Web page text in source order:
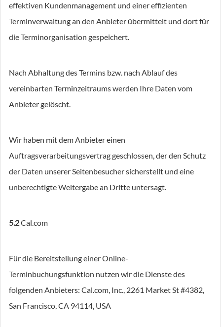
effektiven Kundenmanagement und einer effizienten
Terminverwaltung an den Anbieter übermittelt und dort für
die Terminorganisation gespeichert.
Nach Abhaltung des Termins bzw. nach Ablauf des
vereinbarten Terminzeitraums werden Ihre Daten vom
Anbieter gelöscht.
Wir haben mit dem Anbieter einen
Auftragsverarbeitungsvertrag geschlossen, der den Schutz
der Daten unserer Seitenbesucher sicherstellt und eine
unberechtigte Weitergabe an Dritte untersagt.
5.2Cal.com
Für die Bereitstellung einer Online-
Terminbuchungsfunktion nutzen wir die Dienste des
folgenden Anbieters: Cal.com, Inc., 2261 Market St #4382,
San Francisco, CA 94114, USA